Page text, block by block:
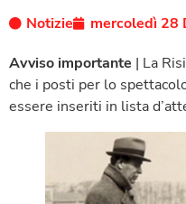
Notizie
mercoledì 28
Avviso importante | La
che i posti per lo
essere inseriti in lista